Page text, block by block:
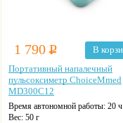
1 790 Р
В
Портативный напалечный
пульсоксиметр ChoiceMmed
MD300C12
Время автономной работы: 20 ч
Вес: 50 г